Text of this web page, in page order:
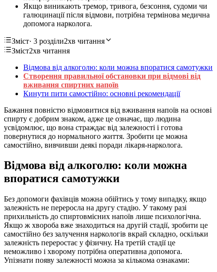
Якщо виникають тремор, тривога, безсоння, судоми чи
галюцинації після відмови, потрібна термінова медична
допомога нарколога.
Зміст· 3 розділи2хв читання
Зміст2хв читання
Відмова від алкоголю: коли можна впоратися самотужки
Створення правильної обстановки при відмові від
вживання спиртних напоїв
Кинути пити самостійно: основні рекомендації
Бажання повністю відмовитися від вживання напоїв на основі
спирту є добрим знаком, адже це означає, що людина
усвідомлює, що вона страждає від залежності і готова
повернутися до нормального життя. Зробити це можна
самостійно, вивчивши деякі поради лікаря-нарколога.
Відмова від алкоголю: коли можна
впоратися самотужки
Без допомоги фахівців можна обійтись у тому випадку, якщо
залежність не переросла на другу стадію. У такому разі
прихильність до спиртовмісних напоїв лише психологічна.
Якщо ж хвороба вже знаходиться на другій стадії, зробити це
самостійно без залучення наркологів вкрай складно, оскільки
залежність переростає у фізичну. На третій стадії це
неможливо і хворому потрібна оперативна допомога.
Упізнати появу залежності можна за кількома ознаками: